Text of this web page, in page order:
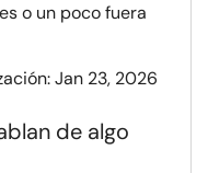
o un poco fuera
Jan 23, 2026
de algo